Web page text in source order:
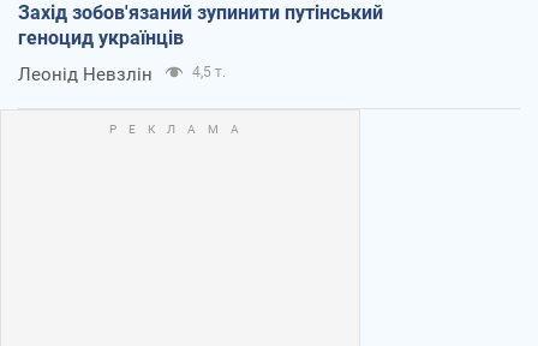
Захід зобов'язаний зупинити путінський
геноцид українців
Леонід Невзлін 4,5 т.